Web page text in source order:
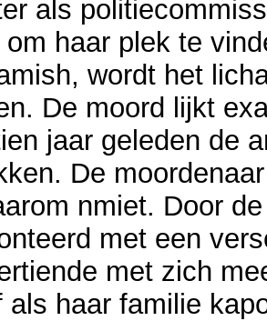
als
om haar plek te
wordt het
De moord lijkt
jaar geleden de
De
nmiet. Door
met een
met zich
als haar familie